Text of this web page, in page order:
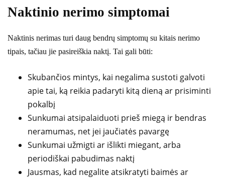
Naktinio nerimo simptomai
Naktinis nerimas turi daug bendrų simptomų su kitais nerimo
tipais, tačiau jie pasireiškia naktį. Tai gali būti:
Skubančios mintys, kai negalima sustoti galvoti
apie tai, ką reikia padaryti kitą dieną ar prisiminti
pokalbį
Sunkumai atsipalaiduoti prieš miegą ir bendras
neramumas, net jei jaučiatės pavargę
Sunkumai užmigti ar išlikti miegant, arba
periodiškai pabudimas naktį
Jausmas, kad negalite atsikratyti baimės ar